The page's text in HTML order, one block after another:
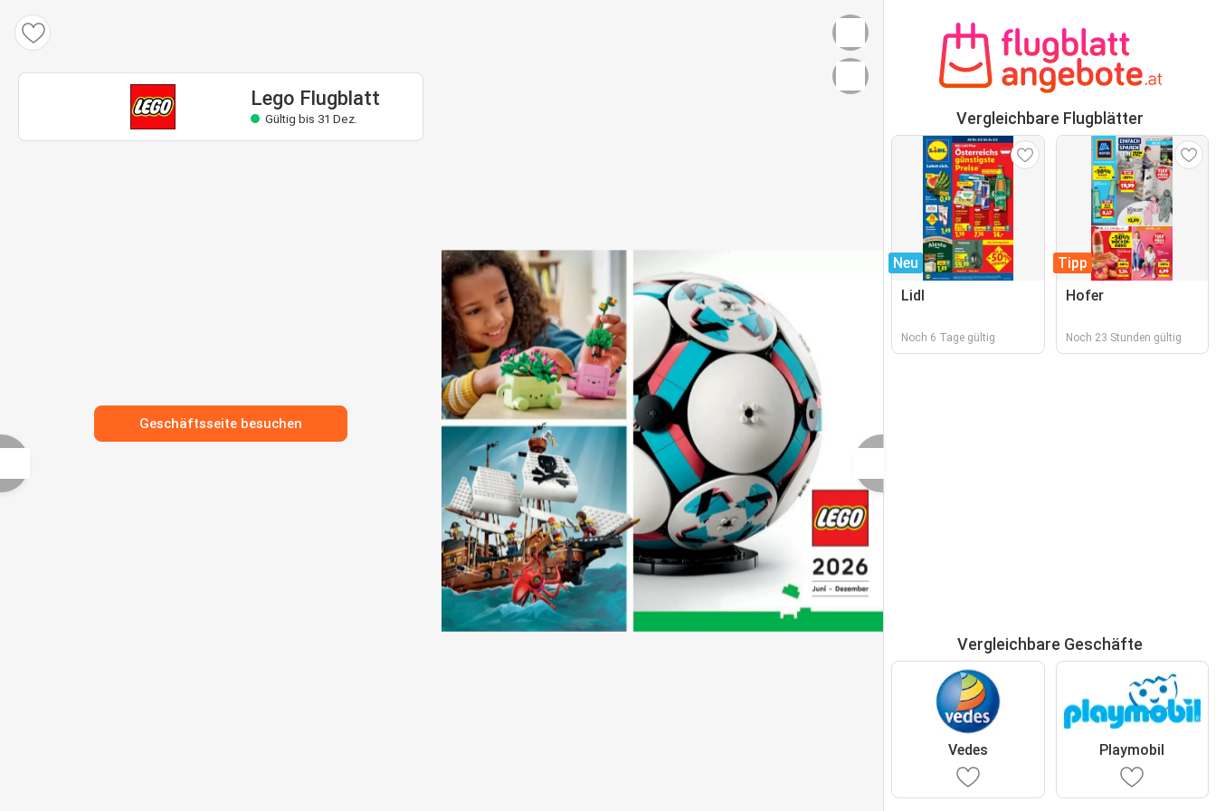
Lego Flugblatt
Gültig bis 31 Dez.
Geschäftsseite besuchen
Vergleichbare Flugblätter
Neu
Lidl
Noch 6 Tage gültig
Tipp
Hofer
Noch 23 Stunden gültig
Vergleichbare Geschäfte
Vedes Playmobil